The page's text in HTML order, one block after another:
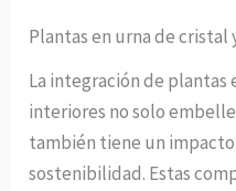
Plantas en urna de
La integración de plantas
interiores no solo
también tiene un
sostenibilidad. Estas